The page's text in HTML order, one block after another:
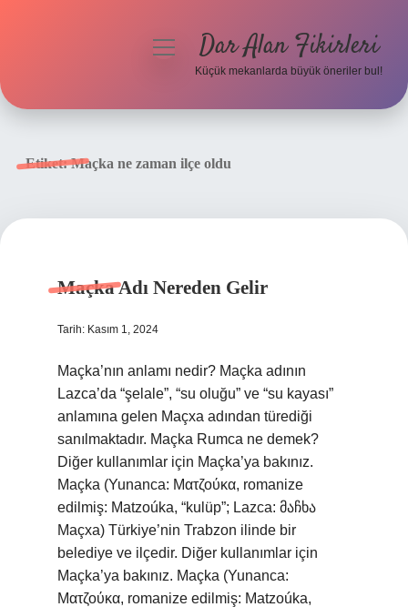
menüyüDar Alan Fikirleri
Küçük mekanlarda büyük öneriler bul!
Etiket:Maçka ne zaman ilçe oldu
Maçka Adı Nereden Gelir
Tarih: Kasım 1, 2024
Maçka’nın anlamı nedir? Maçka adının
Lazca’da “şelale”, “su oluğu” ve “su kayası”
anlamına gelen Maçxa adından türediği
sanılmaktadır. Maçka Rumca ne demek?
Diğer kullanımlar için Maçka’ya bakınız.
Maçka (Yunanca: Ματζούκα, romanize
edilmiş: Matzoúka, “kulüp”; Lazca: მაჩხა
Maçxa) Türkiye’nin Trabzon ilinde bir
belediye ve ilçedir. Diğer kullanımlar için
Maçka’ya bakınız. Maçka (Yunanca:
Ματζούκα, romanize edilmiş: Matzoúka,